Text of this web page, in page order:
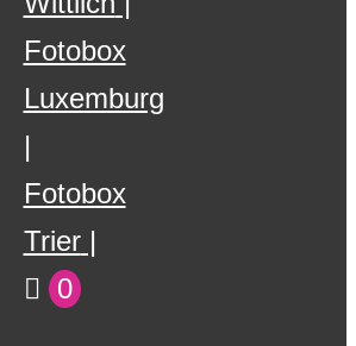
Fotobox
Luxemburg
Fotobox
Trier
0